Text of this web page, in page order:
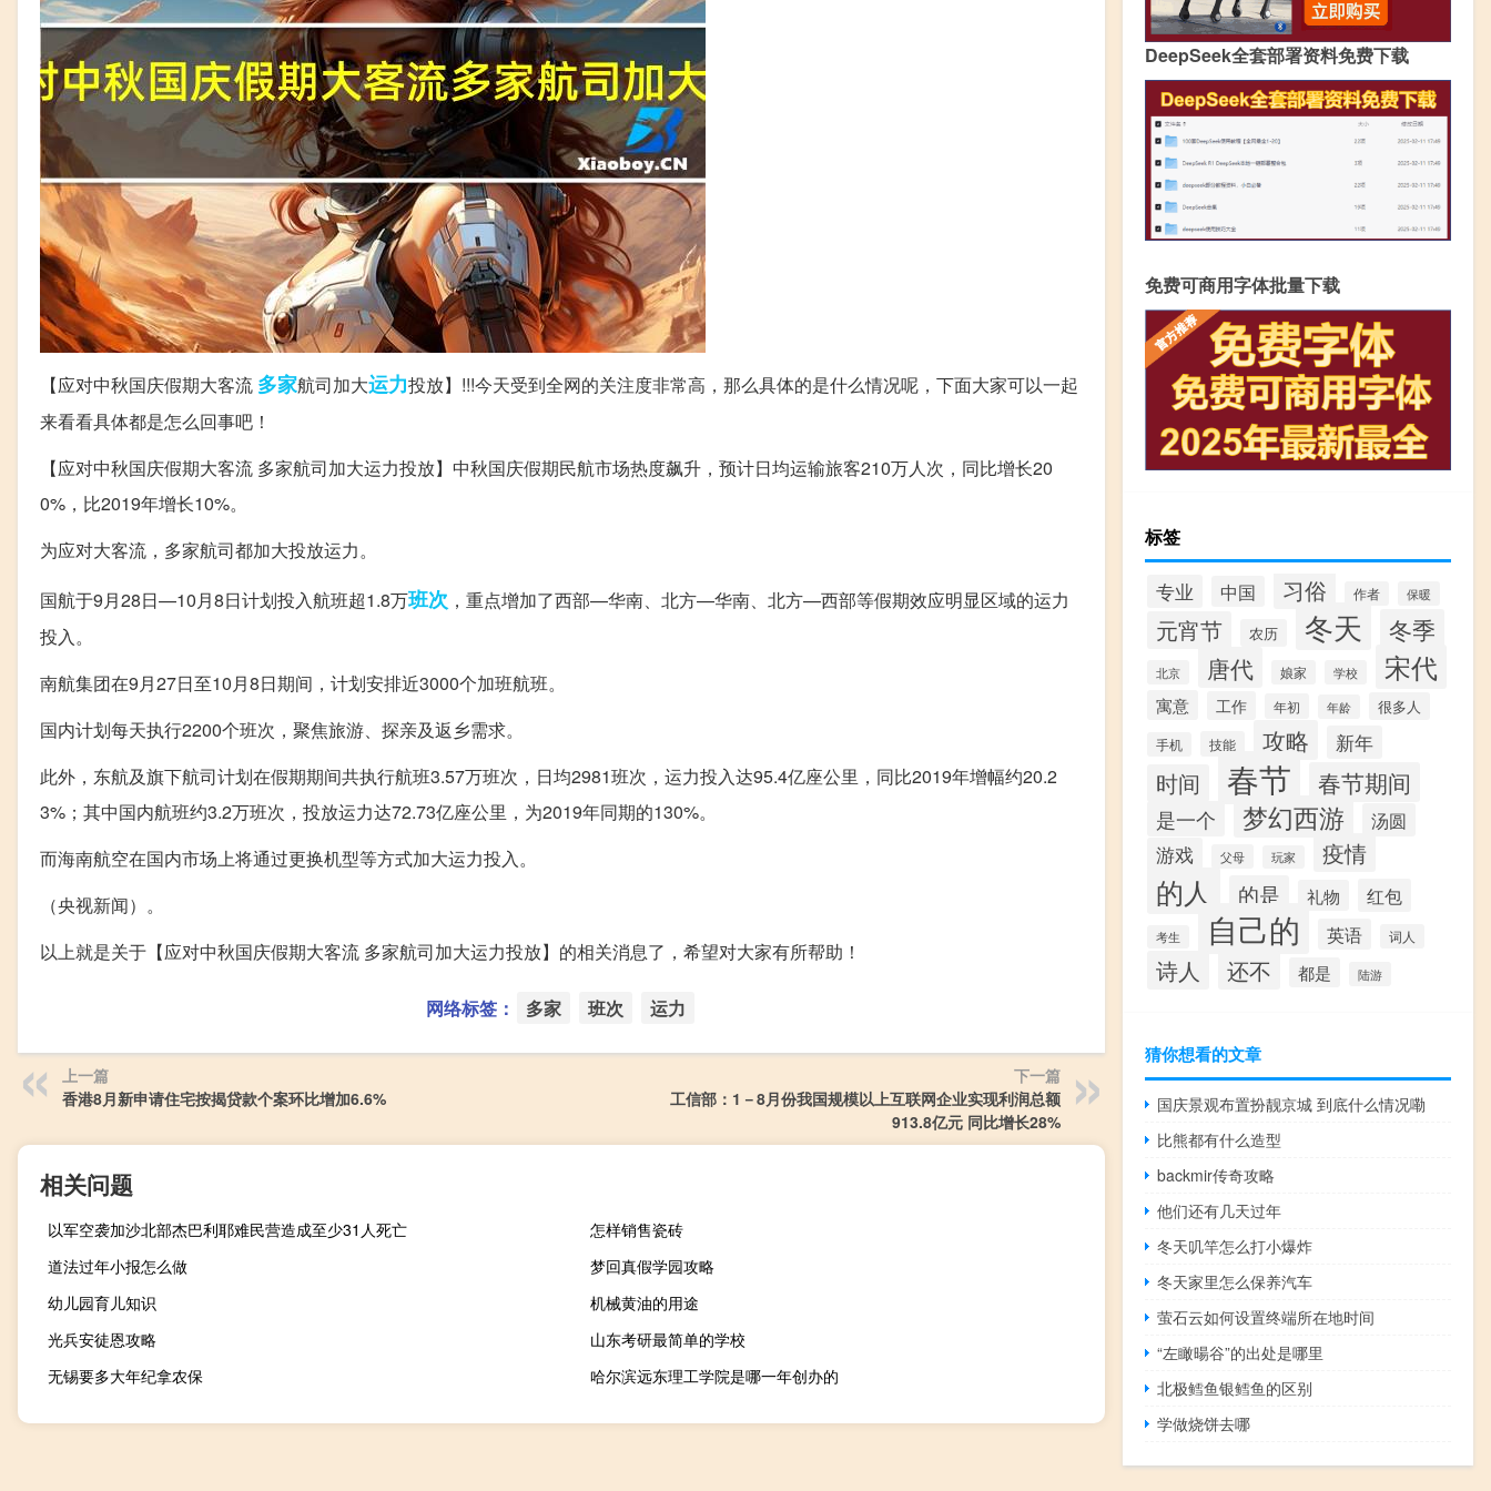
【应对中秋国庆假期大客流 多家航司加大运力投放】!!!今天受到全网的关注度非常高，那么具体的是什么情况呢，下面大家可以一起
来看看具体都是怎么回事吧！
【应对中秋国庆假期大客流 多家航司加大运力投放】中秋国庆假期民航市场热度飙升，预计日均运输旅客210万人次，同比增长20
0%，比2019年增长10%。
为应对大客流，多家航司都加大投放运力。
国航于9月28日—10月8日计划投入航班超1.8万班次 ，重点增加了西部—华南、北方—华南、北方—西部等假期效应明显区域的运力
投入。
南航集团在9月27日至10月8日期间，计划安排近3000个加班航班。
国内计划每天执行2200个班次，聚焦旅游、探亲及返乡需求。
此外，东航及旗下航司计划在假期期间共执行航班3.57万班次，日均2981班次，运力投入达95.4亿座公里，同比2019年增幅约20.2
3%；其中国内航班约3.2万班次，投放运力达72.73亿座公里，为2019年同期的130%。
而海南航空在国内市场上将通过更换机型等方式加大运力投入。
（央视新闻）。
以上就是关于【应对中秋国庆假期大客流 多家航司加大运力投放】的相关消息了，希望对大家有所帮助！
网络标签： 多家 班次 运力
上一篇
香港8月新申请住宅按揭贷款个案环比增加6.6%
下一篇
工信部：1－8月份我国规模以上互联网企业实现利润总额
913.8亿元 同比增长28%
相关问题
以军空袭加沙北部杰巴利耶难民营造成至少31人死亡
怎样销售瓷砖
道法过年小报怎么做
梦回真假学园攻略
幼儿园育儿知识
机械黄油的用途
光兵安徒恩攻略
山东考研最简单的学校
无锡要多大年纪拿农保
哈尔滨远东理工学院是哪一年创办的
DeepSeek全套部署资料免费下载
免费可商用字体批量下载
标签
专业 中国 习俗 作者 保暖
元宵节 农历 冬天 冬季
北京 唐代 娘家 学校 宋代
寓意 工作 年初 年龄 很多人
手机 技能 攻略 新年
时间 春节 春节期间
是一个 梦幻西游
汤圆
游戏
父母 玩家 疫情
的人 的是 礼物 红包
考生 自己的 英语 词人
诗人 还不 都是 陆游
猜你想看的文章
国庆景观布置扮靓京城 到底什么情况嘞
比熊都有什么造型
backmir传奇攻略
他们还有几天过年
冬天叽竿怎么打小爆炸
冬天家里怎么保养汽车
萤石云如何设置终端所在地时间
“左瞰暘谷”的出处是哪里
北极鳕鱼银鳕鱼的区别
学做烧饼去哪